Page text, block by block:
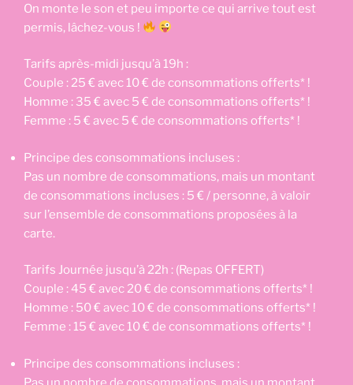
On monte le son et peu importe ce qui arrive tout est
permis, lâchez-vous !
Tarifs après-midi jusqu’à 19h :
Couple : 25 € avec 10 € de consommations offerts* !
Homme : 35 € avec 5 € de consommations offerts* !
Femme : 5 € avec 5 € de consommations offerts* !
Principe des consommations incluses :
Pas un nombre de consommations, mais un montant
de consommations incluses : 5 € / personne, à valoir
sur l’ensemble de consommations proposées à la
carte.
Tarifs Journée jusqu’à 22h : (Repas OFFERT)
Couple : 45 € avec 20 € de consommations offerts* !
Homme : 50 € avec 10 € de consommations offerts* !
Femme : 15 € avec 10 € de consommations offerts* !
Principe des consommations incluses :